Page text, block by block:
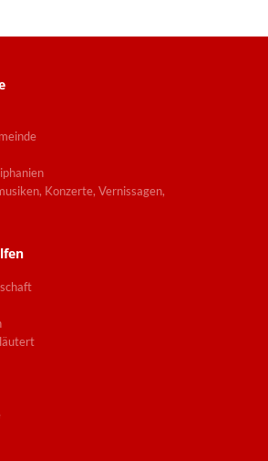
Konzerte, Vernissagen,